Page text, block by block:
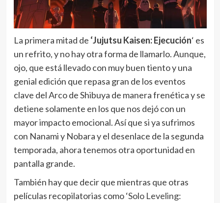
La primera mitad de ‘Jujutsu Kaisen: Ejecución‘ es
un refrito, y no hay otra forma de llamarlo. Aunque,
ojo, que está llevado con muy buen tiento y una
genial edición que repasa gran de los eventos
clave del Arco de Shibuya de manera frenética y se
detiene solamente en los que nos dejó con un
mayor impacto emocional. Así que si ya sufrimos
con Nanami y Nobara y el desenlace de la segunda
temporada, ahora tenemos otra oportunidad en
pantalla grande.
También hay que decir que mientras que otras
películas recopilatorias como ‘Solo Leveling: